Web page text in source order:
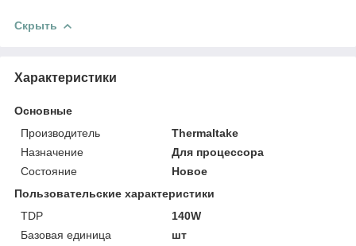
Скрыть
Характеристики
Основные
Производитель
Thermaltake
Назначение
Для процессора
Состояние
Новое
Пользовательские характеристики
TDP
140W
Базовая единица
шт